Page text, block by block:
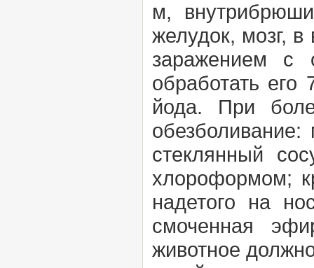
м,
желудок, мозг, в
заражением с
обработать
йода. При
стеклянный
хлороформом;
надетого на
смоченная
животное